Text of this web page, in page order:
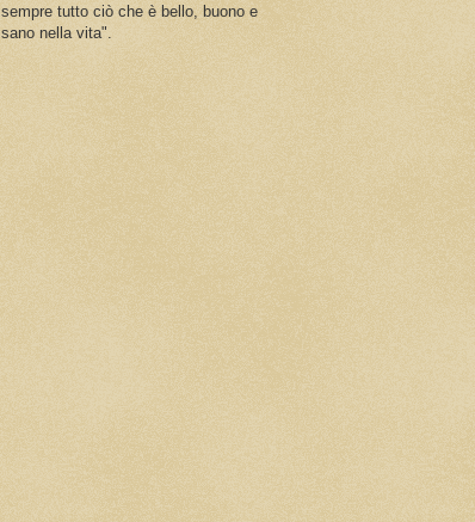
sempre tutto ciò che è bello, buono e
sano nella vita".